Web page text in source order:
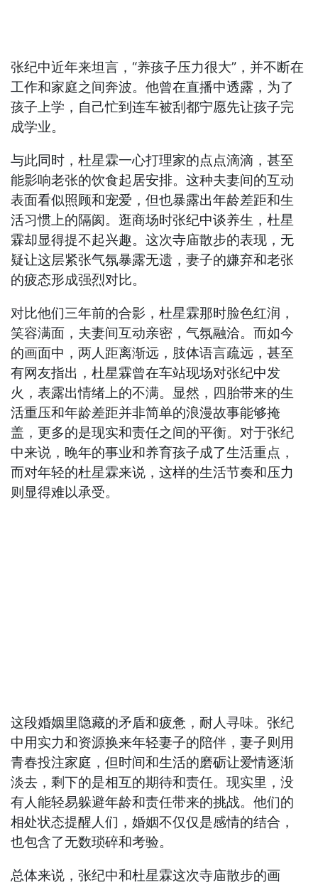
张纪中近年来坦言，“养孩子压力很大”，并不断在
工作和家庭之间奔波。他曾在直播中透露，为了
孩子上学，自己忙到连车被刮都宁愿先让孩子完
成学业。
与此同时，杜星霖一心打理家的点点滴滴，甚至
能影响老张的饮食起居安排。这种夫妻间的互动
表面看似照顾和宠爱，但也暴露出年龄差距和生
活习惯上的隔阂。逛商场时张纪中谈养生，杜星
霖却显得提不起兴趣。这次寺庙散步的表现，无
疑让这层紧张气氛暴露无遗，妻子的嫌弃和老张
的疲态形成强烈对比。
对比他们三年前的合影，杜星霖那时脸色红润，
笑容满面，夫妻间互动亲密，气氛融洽。而如今
的画面中，两人距离渐远，肢体语言疏远，甚至
有网友指出，杜星霖曾在车站现场对张纪中发
火，表露出情绪上的不满。显然，四胎带来的生
活重压和年龄差距并非简单的浪漫故事能够掩
盖，更多的是现实和责任之间的平衡。对于张纪
中来说，晚年的事业和养育孩子成了生活重点，
而对年轻的杜星霖来说，这样的生活节奏和压力
则显得难以承受。
这段婚姻里隐藏的矛盾和疲惫，耐人寻味。张纪
中用实力和资源换来年轻妻子的陪伴，妻子则用
青春投注家庭，但时间和生活的磨砺让爱情逐渐
淡去，剩下的是相互的期待和责任。现实里，没
有人能轻易躲避年龄和责任带来的挑战。他们的
相处状态提醒人们，婚姻不仅仅是感情的结合，
也包含了无数琐碎和考验。
总体来说，张纪中和杜星霖这次寺庙散步的画